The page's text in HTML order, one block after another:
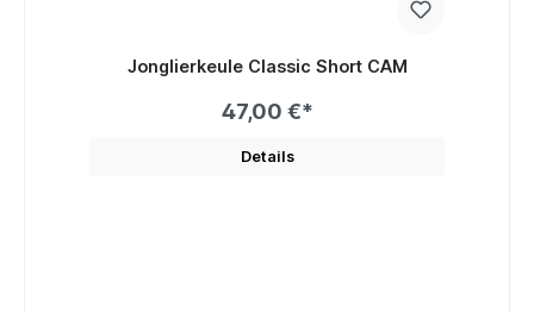
Jonglierkeule Classic Short CAM
47,00 €*
Details